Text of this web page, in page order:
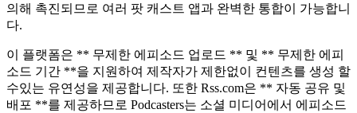
의해 촉진되므로 여러 팟 캐스트 앱과 완벽한 통합이 가능합니
다.
이 플랫폼은 ** 무제한 에피소드 업로드 ** 및 ** 무제한 에피
소드 기간 **을 지원하여 제작자가 제한없이 컨텐츠를 생성 할
수있는 유연성을 제공합니다. 또한 Rss.com은 ** 자동 공유 및
배포 **를 제공하므로 Podcasters는 소셜 미디어에서 에피소드